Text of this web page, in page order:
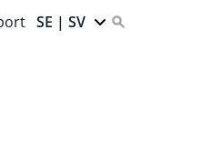
SE | SV